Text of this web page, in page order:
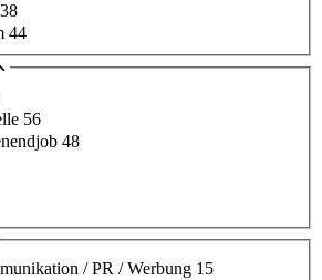
38
44
56
48
/ PR / Werbung 15